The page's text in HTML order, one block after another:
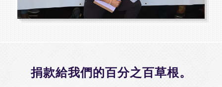
捐款給我們的百分之百草根。